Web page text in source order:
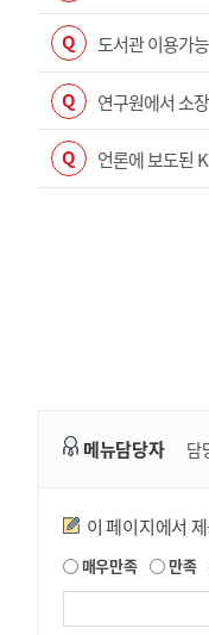
Q 도서관 이용가
Q 연구원에서 소
Q 언론에 보도된
메뉴담당자 담
만족도조사
이 페이지에서
매우만족 만족